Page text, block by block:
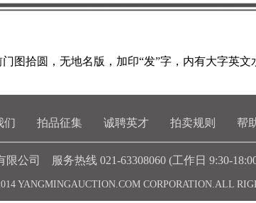
图拾圆，无地名版，加印“发”字，内有大字英
们 拍品征集 诚聘英才 拍卖规则 帮
公司 服务热线 021-63308060 (工作日 9:30-
YANGMINGAUCTION.COM CORPORATION.ALL